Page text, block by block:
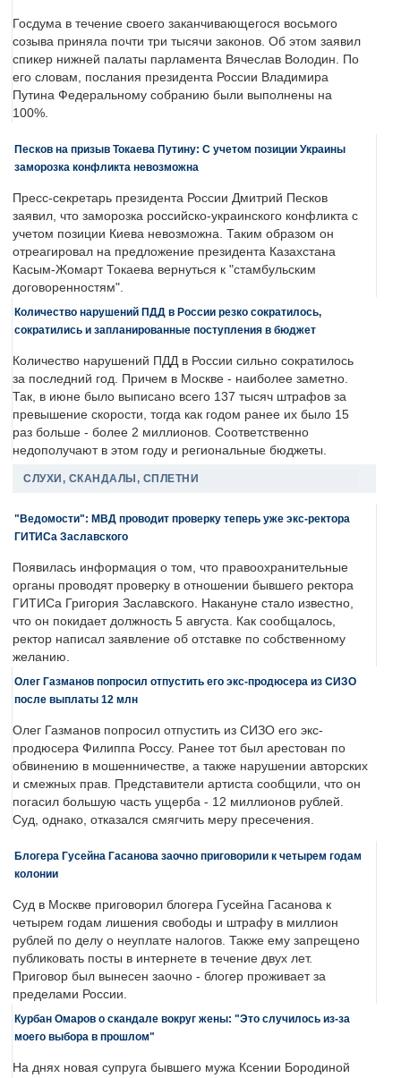
Госдума в течение своего заканчивающегося восьмого
созыва приняла почти три тысячи законов. Об этом заявил
спикер нижней палаты парламента Вячеслав Володин. По
его словам, послания президента России Владимира
Путина Федеральному собранию были выполнены на
100%.
Песков на призыв Токаева Путину: С учетом позиции Украины
заморозка конфликта невозможна
Пресс-секретарь президента России Дмитрий Песков
заявил, что заморозка российско-украинского конфликта с
учетом позиции Киева невозможна. Таким образом он
отреагировал на предложение президента Казахстана
Касым-Жомарт Токаева вернуться к "стамбульским
договоренностям".
Количество нарушений ПДД в России резко сократилось,
сократились и запланированные поступления в бюджет
Количество нарушений ПДД в России сильно сократилось
за последний год. Причем в Москве - наиболее заметно.
Так, в июне было выписано всего 137 тысяч штрафов за
превышение скорости, тогда как годом ранее их было 15
раз больше - более 2 миллионов. Соответственно
недополучают в этом году и региональные бюджеты.
СЛУХИ, СКАНДАЛЫ, СПЛЕТНИ
"Ведомости": МВД проводит проверку теперь уже экс-ректора
ГИТИСа Заславского
Появилась информация о том, что правоохранительные
органы проводят проверку в отношении бывшего ректора
ГИТИСа Григория Заславского. Накануне стало известно,
что он покидает должность 5 августа. Как сообщалось,
ректор написал заявление об отставке по собственному
желанию.
Олег Газманов попросил отпустить его экс-продюсера из СИЗО
после выплаты 12 млн
Олег Газманов попросил отпустить из СИЗО его экс-
продюсера Филиппа Россу. Ранее тот был арестован по
обвинению в мошенничестве, а также нарушении авторских
и смежных прав. Представители артиста сообщили, что он
погасил большую часть ущерба - 12 миллионов рублей.
Суд, однако, отказался смягчить меру пресечения.
Блогера Гусейна Гасанова заочно приговорили к четырем годам
колонии
Суд в Москве приговорил блогера Гусейна Гасанова к
четырем годам лишения свободы и штрафу в миллион
рублей по делу о неуплате налогов. Также ему запрещено
публиковать посты в интернете в течение двух лет.
Приговор был вынесен заочно - блогер проживает за
пределами России.
Курбан Омаров о скандале вокруг жены: "Это случилось из-за
моего выбора в прошлом"
На днях новая супруга бывшего мужа Ксении Бородиной